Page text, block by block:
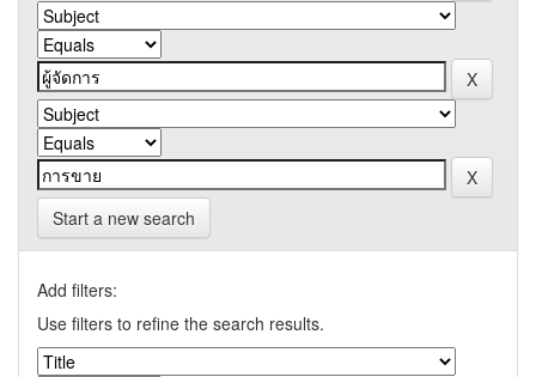
Start a new search
Add filters:
Use filters to refine the search results.